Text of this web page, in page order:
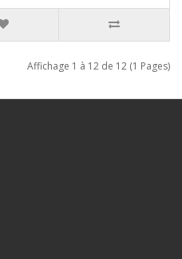
Affichage 1 à 12 de 12 (1 Pages)